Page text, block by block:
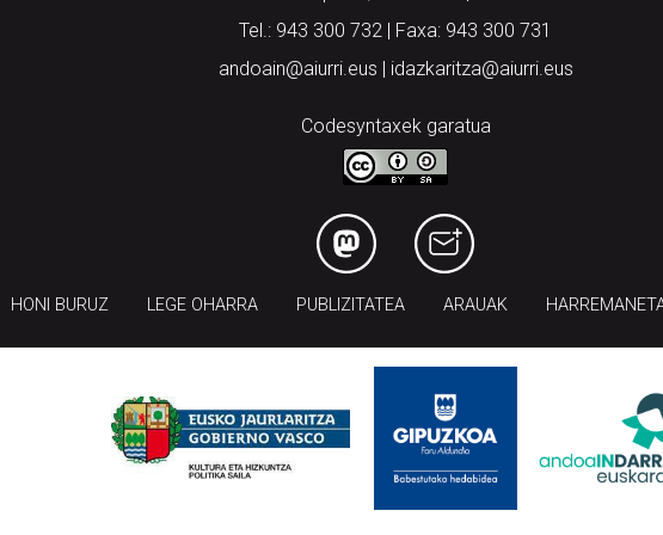
Tel.: 943 300 732 | Faxa: 943 300 731
andoain@aiurri.eus | idazkaritza@aiurri.eus
Codesyntaxek garatua
HONI BURUZ LEGE OHARRA PUBLIZITATEA ARAUAK